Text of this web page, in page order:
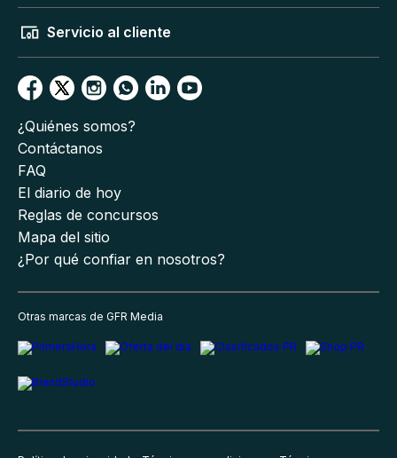
Servicio al cliente
¿Quiénes somos?
Contáctanos
FAQ
El diario de hoy
Reglas de concursos
Mapa del sitio
¿Por qué confiar en nosotros?
Otras marcas de GFR Media